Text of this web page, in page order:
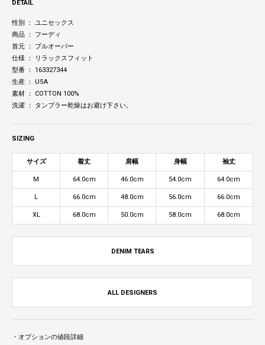
DETAIL
性別 ： ユニセックス
商品 ： フーディ
首元 ： プルオーバー
仕様 ： リラックスフィット
型番 ： 163327344
生産 ： USA
素材 ： COTTON 100%
洗濯 ： タンブラー乾燥はお避け下さい。
SIZING
サイズ 着丈 肩幅 身幅 袖丈
M 64.0cm 46.0cm 54.0cm 64.0cm
L 66.0cm 48.0cm 56.0cm 66.0cm
XL 68.0cm 50.0cm 58.0cm 68.0cm
DENIM TEARS
ALL DESIGNERS
・オプションの値段詳細